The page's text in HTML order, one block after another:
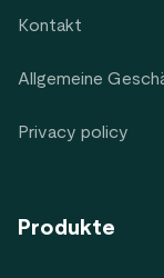
Kontakt
Allgemeine
Privacy policy
Produkte